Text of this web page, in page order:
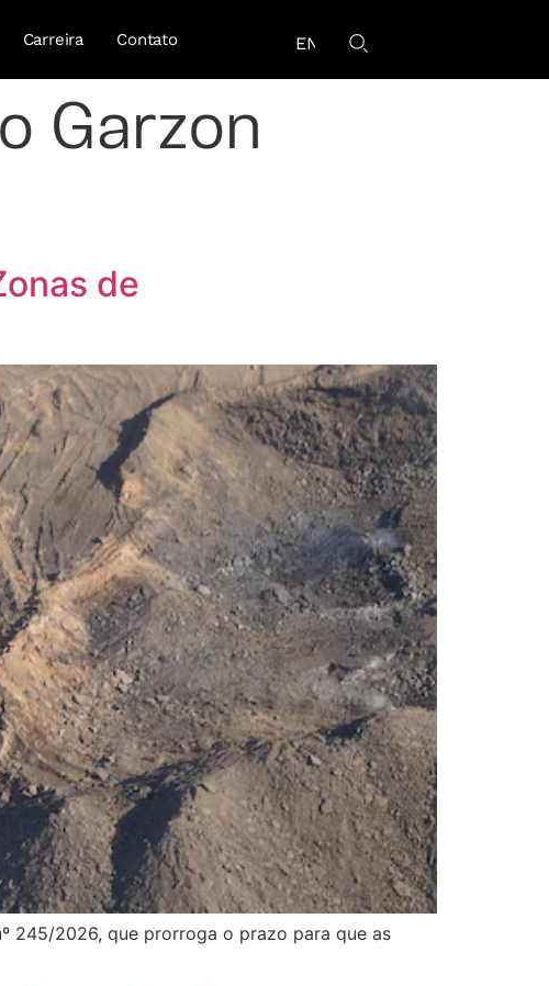
Carreira Contato EN
Garzon
de
245/2026, que prorroga o prazo para que as